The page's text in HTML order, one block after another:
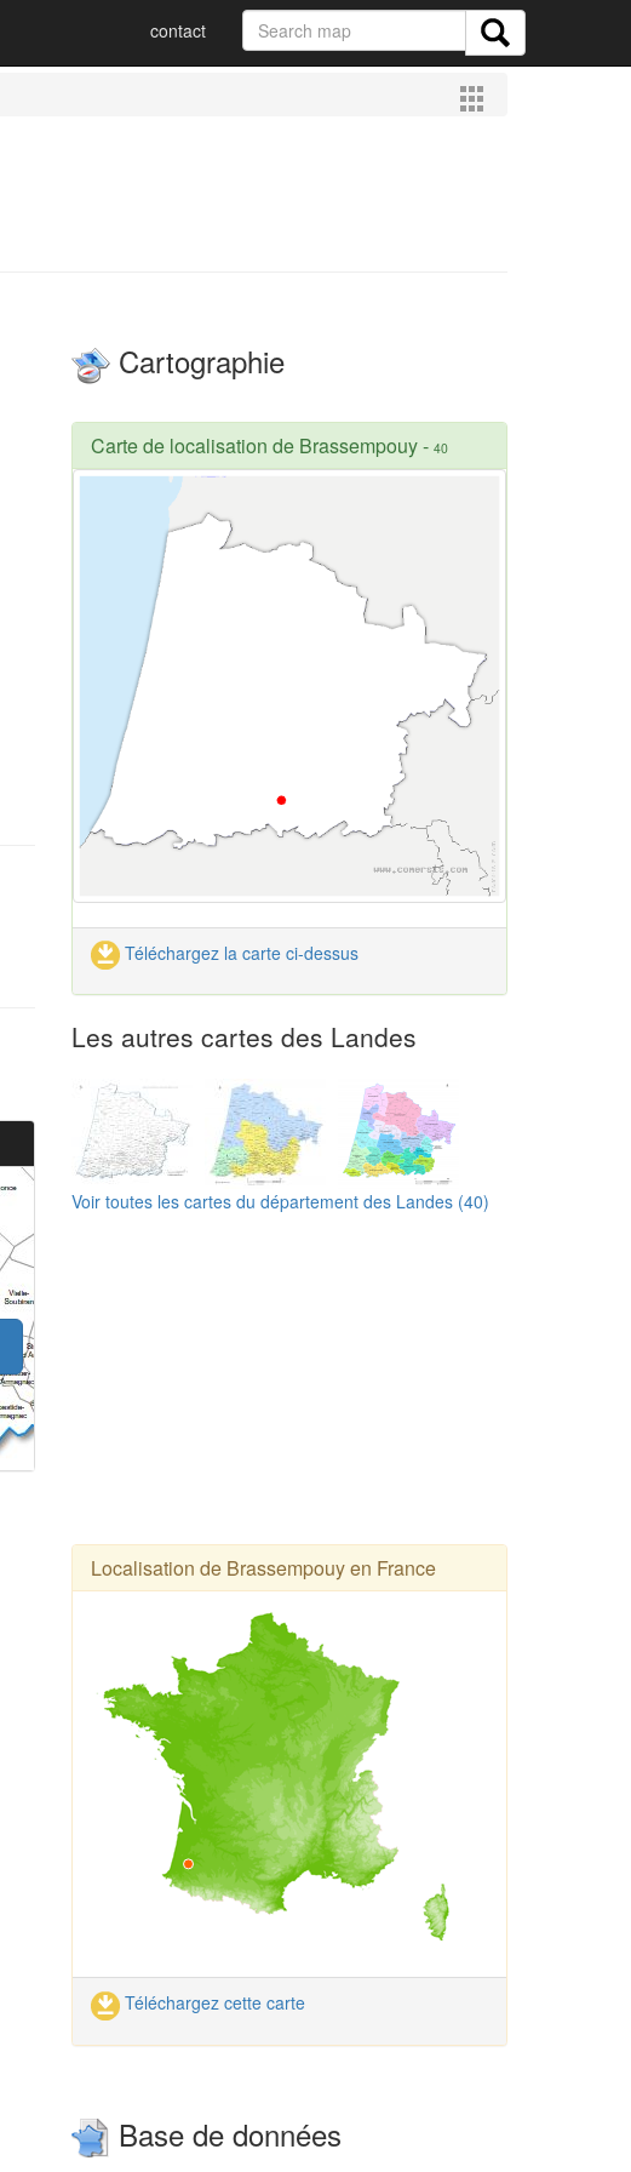
contact
Cartographie
Carte de localisation de Brassempouy- 40
Téléchargez la carte ci-dessus
Les autres cartes des Landes
Voir toutes les cartes du département des Landes (40)
Localisation de Brassempouy en France
Téléchargez cette carte
Base de données